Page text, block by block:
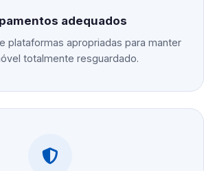
adequados
plataformas apropriadas para manter
totalmente resguardado.